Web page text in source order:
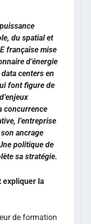
du spatial et
française mise
d’énergie
centers en
font figure de
concurrence
l’entreprise
ancrage
politique de
sa stratégie.
expliquer la
de formation